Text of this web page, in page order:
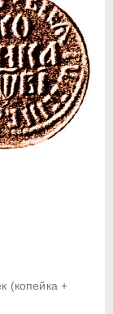
(копейка +